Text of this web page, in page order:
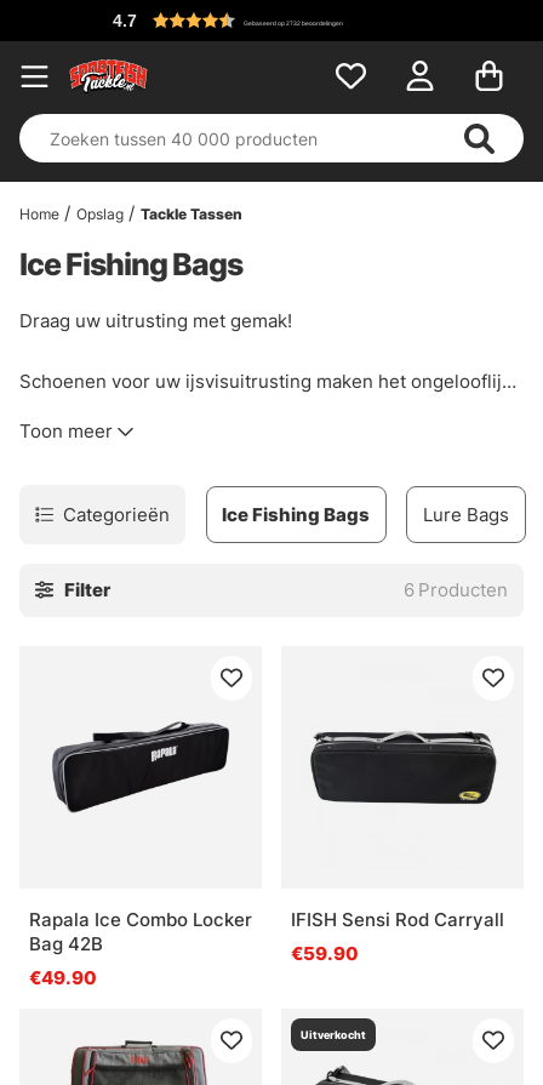
4.7 Gebaseerd op 2732 beoordelingen
Home Opslag Tackle Tassen
Ice Fishing Bags
Draag uw uitrusting met gemak!
Schoenen voor uw ijsvisuitrusting maken het ongelooflijk
vissen!
Toon meer
Categorieën Lure Bags
Ice Fishing Bags
Filter 6 Producten
Rapala Ice Combo Locker
Bag 42B
€49.90
IFISH Sensi Rod Carryall
€59.90
Uitverkocht